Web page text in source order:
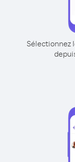
Sélectionnez